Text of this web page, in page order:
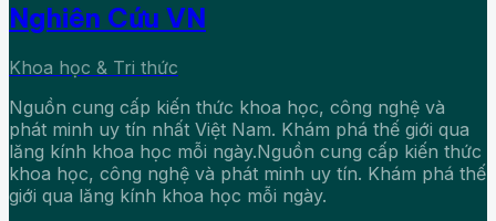
Nghiên Cứu VN
Khoa học & Tri thức
Nguồn cung cấp kiến thức khoa học, công nghệ và
phát minh uy tín nhất Việt Nam. Khám phá thế giới qua
lăng kính khoa học mỗi ngày.Nguồn cung cấp kiến thức
khoa học, công nghệ và phát minh uy tín. Khám phá thế
giới qua lăng kính khoa học mỗi ngày.